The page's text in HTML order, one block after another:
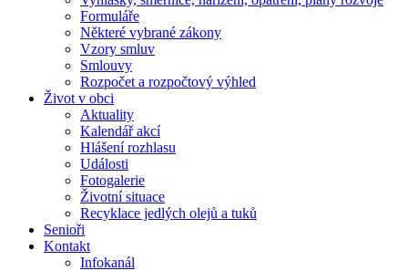
Formuláře
Některé vybrané zákony
Vzory smluv
Smlouvy
Rozpočet a rozpočtový výhled
Život v obci
Aktuality
Kalendář akcí
Hlášení rozhlasu
Události
Fotogalerie
Životní situace
Recyklace jedlých olejů a tuků
Senioři
Kontakt
Infokanál